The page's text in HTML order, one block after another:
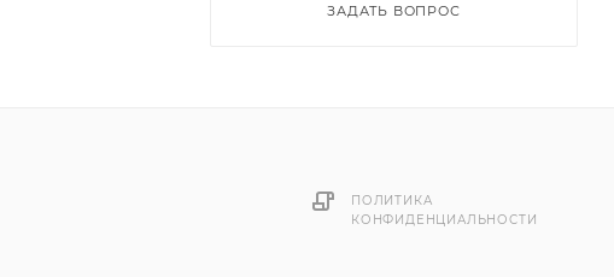
ЗАДАТЬ ВОПРОС
ПОЛИТИКА
КОНФИДЕНЦИАЛЬНОСТИ